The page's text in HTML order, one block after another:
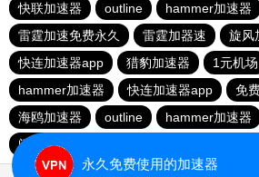
快联加速器
outline hammer加速器
雷霆加速免费永久
雷霆加器速
旋风
快连加速器app
猎豹加速器 1元机场
hammer加速器
快连加速器app
免
海鸥加速器
outline hammer加速器
闪电猫加速器
永久免费使用的加速器